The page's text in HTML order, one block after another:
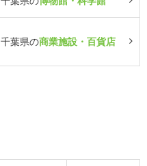
千葉県の商業施設・百貨店